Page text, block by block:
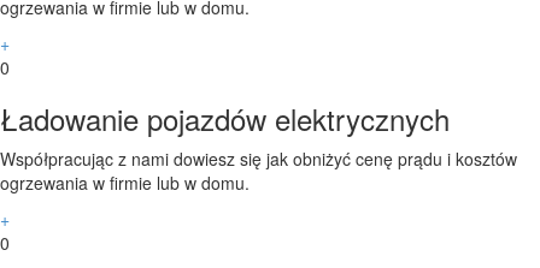
ogrzewania w firmie lub w domu.
+
0
Ładowanie pojazdów elektrycznych
Współpracując z nami dowiesz się jak obniżyć cenę prądu i kosztów
ogrzewania w firmie lub w domu.
+
0